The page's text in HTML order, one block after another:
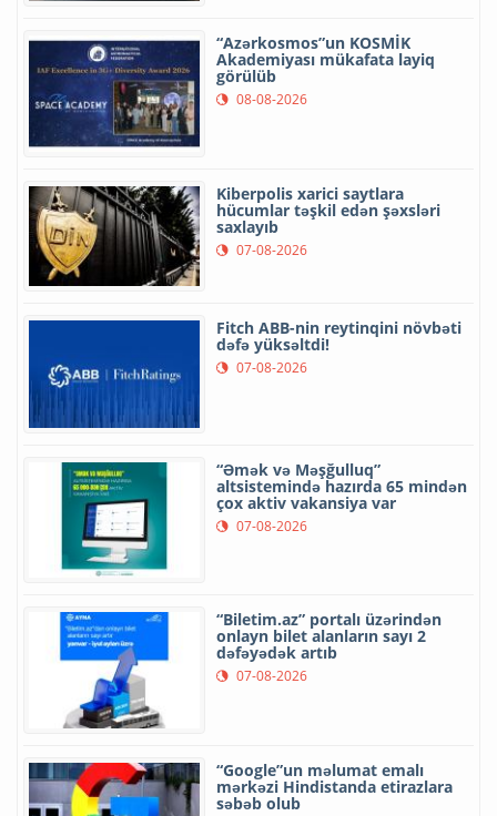
“Azərkosmos”un KOSMİK
Akademiyası mükafata layiq
görülüb
08-08-2026
Kiberpolis xarici saytlara
hücumlar təşkil edən şəxsləri
saxlayıb
07-08-2026
Fitch ABB-nin reytinqini növbəti
dəfə yüksəltdi!
07-08-2026
“Əmək və Məşğulluq”
altsistemində hazırda 65 mindən
çox aktiv vakansiya var
07-08-2026
“Biletim.az” portalı üzərindən
onlayn bilet alanların sayı 2
dəfəyədək artıb
07-08-2026
“Google”un məlumat emalı
mərkəzi Hindistanda etirazlara
səbəb olub